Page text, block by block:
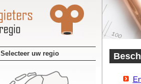
Selecteer uw regio